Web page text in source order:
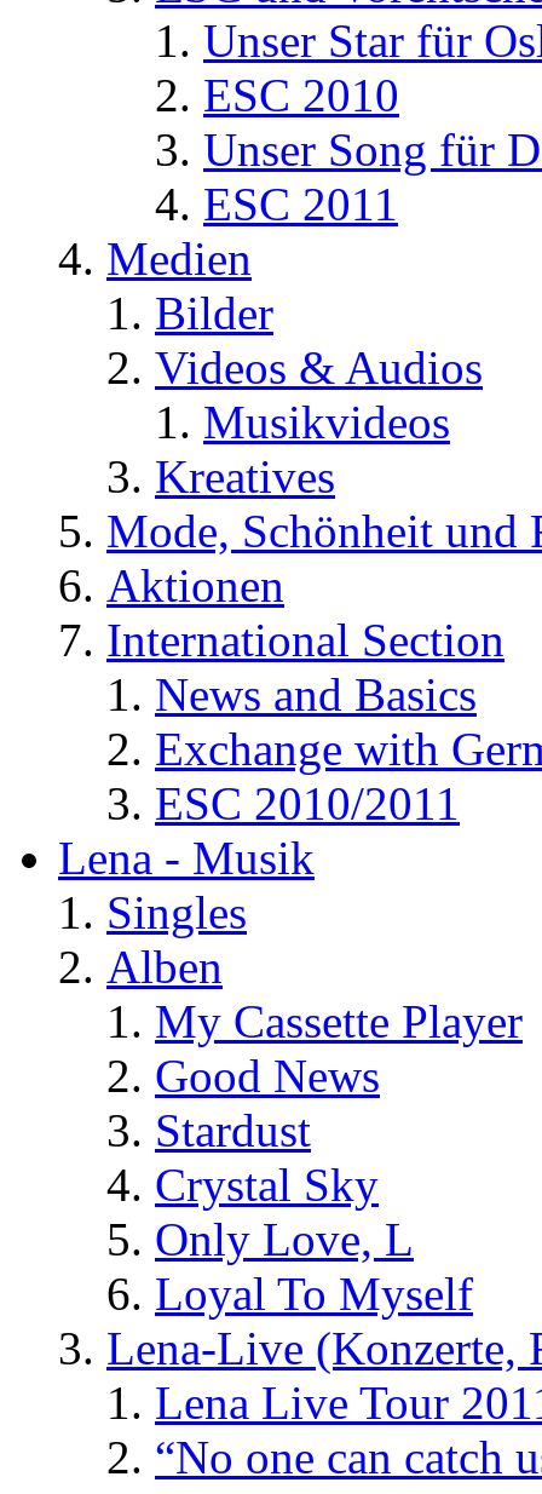
Unser Star für
ESC 2010
Unser Song für
ESC 2011
Medien
Bilder
Videos & Audios
Musikvideos
Kreatives
Mode, Schönheit und
Aktionen
International Section
News and Basics
Exchange with
ESC 2010/2011
Lena - Musik
Singles
Alben
My Cassette Player
Good News
Stardust
Crystal Sky
Only Love, L
Loyal To Myself
Lena-Live (Konzerte,
Lena Live Tour
“No one can catch